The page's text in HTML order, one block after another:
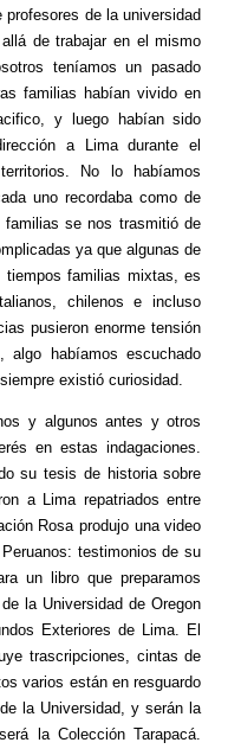
de la universidad
de trabajar en el mismo
teníamos un pasado
familias habían vivido en
y luego habían sido
a Lima durante el
No lo habíamos
uno recordaba como de
se nos trasmitió de
ya que algunas de
familias mixtas, es
chilenos e incluso
pusieron enorme tensión
algo habíamos escuchado
existió curiosidad.
y algunos antes y otros
en estas indagaciones.
su tesis de historia sobre
a Lima repatriados entre
Rosa produjo una video
testimonios de su
un libro que preparamos
la Universidad de Oregon
Exteriores de Lima. El
trascripciones, cintas de
varios están en resguardo
la Universidad, y serán la
la Colección Tarapacá.